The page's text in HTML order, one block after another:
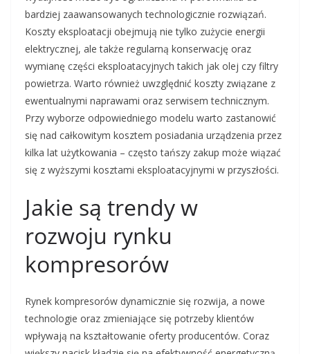
bardziej zaawansowanych technologicznie rozwiązań.
Koszty eksploatacji obejmują nie tylko zużycie energii
elektrycznej, ale także regularną konserwację oraz
wymianę części eksploatacyjnych takich jak olej czy filtry
powietrza. Warto również uwzględnić koszty związane z
ewentualnymi naprawami oraz serwisem technicznym.
Przy wyborze odpowiedniego modelu warto zastanowić
się nad całkowitym kosztem posiadania urządzenia przez
kilka lat użytkowania – często tańszy zakup może wiązać
się z wyższymi kosztami eksploatacyjnymi w przyszłości.
Jakie są trendy w
rozwoju rynku
kompresorów
Rynek kompresorów dynamicznie się rozwija, a nowe
technologie oraz zmieniające się potrzeby klientów
wpływają na kształtowanie oferty producentów. Coraz